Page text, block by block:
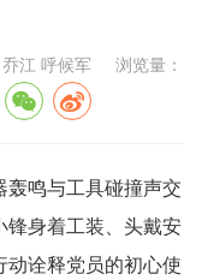
江 呼候军 浏览量：
鸣与工具碰撞声交
身着工装、头戴安
诠释党员的初心使